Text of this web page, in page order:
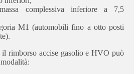
complessiva inferiore a 7,5
M1 (automobili fino a otto posti
rimborso accise gasolio e HVO può